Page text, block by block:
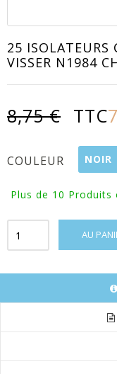
25 ISOLATEURS
VISSER N1984
8,75 € TTC
COULEUR NOIR
Plus de 10 Produits
AU